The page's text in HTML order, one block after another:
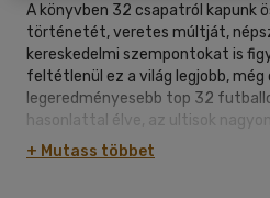
A könyvben 32 csapatról kapunk
történetét, veretes múltját,
kereskedelmi szempontokat is
feltétlenül ez a világ legjobb, még
legeredményesebb top 32
hasonlattal élve, az ultisok
olyan fontos, vagy fontosabb
+ Mutass többet